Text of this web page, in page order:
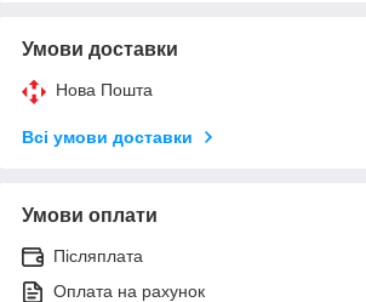
Умови доставки
Нова Пошта
Всі умови доставки
Умови оплати
Післяплата
Оплата на рахунок